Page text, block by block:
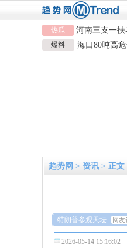
热瓜
河南三支一扶
作弊犯罪
女子开一天
毒
26岁女儿谈
河南三支一
爆料
海口80吨高
报危险品
趋势网 > 资讯 > 正文
特朗普参观天坛 网友
2026-05-14 15:16:02